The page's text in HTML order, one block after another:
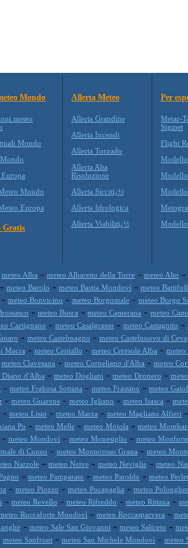
Mondo
meteo
Mondo
Mondo
Europa
Gratis
Allerta Meteo
Allerta Grandine
Allerta Incendi
Allerta Tornado
Allerta Alta
Risoluzione
Allerta Siccitï¿½
Allerta Idrologica
Allerta Viabilitï¿½
Per
Metar-
Sigmet
Flight
Modello
meteo Alba - meteo Albaretto della Torre - meteo Alto -
- meteo Barolo - meteo Bastia Mondovì - meteo
- meteo Bonvicino - meteo Borgomale - meteo Borgo
- meteo Busca - meteo Camerana - meteo
Cartignano - meteo Casalgrasso - meteo Castagnito -
- meteo Castelmagno - meteo Castelnuovo di Ceva
Macra - meteo Centallo - meteo Ceresole Alba - meteo
meteo Clavesana - meteo Corneliano d'Alba - meteo
Diano d'Alba - meteo Dogliani - meteo Dronero -
- meteo Frabosa Sottana - meteo Frassino - meteo
- meteo Guarene - meteo Igliano - meteo Isasca -
- meteo Lisio - meteo Macra - meteo Magliano Alfieri
Po - meteo Melle - meteo Moiola - meteo
- meteo Mondovì - meteo Monesiglio - meteo
di Cuneo - meteo Monterosso Grana - meteo
Narzole - meteo Neive - meteo Neviglie - meteo
- meteo Pamparato - meteo Paroldo - meteo
- meteo Piozzo - meteo Pocapaglia - meteo
- meteo Revello - meteo Rifreddo - meteo Rittana -
Roccaforte Mondovì - meteo Roccasparvera -
- meteo Sale San Giovanni - meteo Saliceto -
meteo Sanfront - meteo San Michele Mondovì - meteo